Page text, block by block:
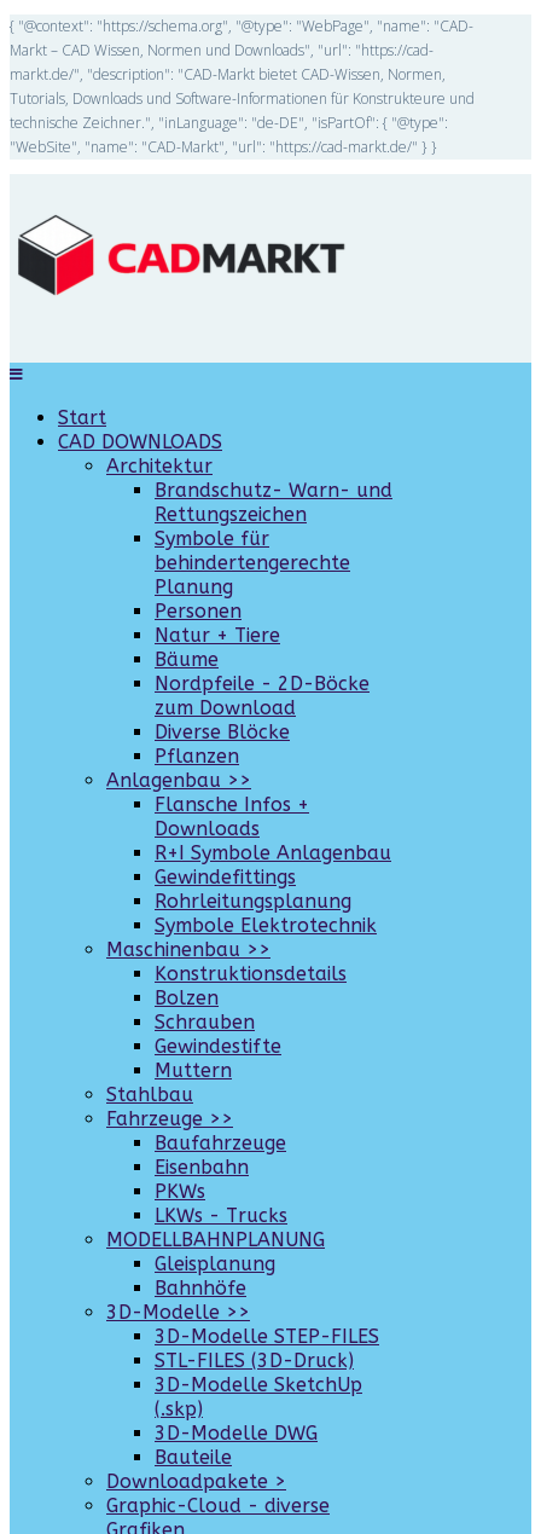
{ "@context": "https://schema.org", "@type": "WebPage", "name": "CAD-
Markt – CAD Wissen, Normen und Downloads", "url": "https://cad-
markt.de/", "description": "CAD-Markt bietet CAD-Wissen, Normen,
Tutorials, Downloads und Software-Informationen für Konstrukteure und
technische Zeichner.", "inLanguage": "de-DE", "isPartOf": { "@type":
"WebSite", "name": "CAD-Markt", "url": "https://cad-markt.de/" } }
Start
CAD DOWNLOADS
Architektur
Brandschutz- Warn- und
Rettungszeichen
Symbole für
behindertengerechte
Planung
Personen
Natur + Tiere
Bäume
Nordpfeile - 2D-Böcke
zum Download
Diverse Blöcke
Pflanzen
Anlagenbau >>
Flansche Infos +
Downloads
R+I Symbole Anlagenbau
Gewindefittings
Rohrleitungsplanung
Symbole Elektrotechnik
Maschinenbau >>
Konstruktionsdetails
Bolzen
Schrauben
Gewindestifte
Muttern
Stahlbau
Fahrzeuge >>
Baufahrzeuge
Eisenbahn
PKWs
LKWs - Trucks
MODELLBAHNPLANUNG
Gleisplanung
Bahnhöfe
3D-Modelle >>
3D-Modelle STEP-FILES
STL-FILES (3D-Druck)
3D-Modelle SketchUp
(.skp)
3D-Modelle DWG
Bauteile
Downloadpakete >
Graphic-Cloud - diverse